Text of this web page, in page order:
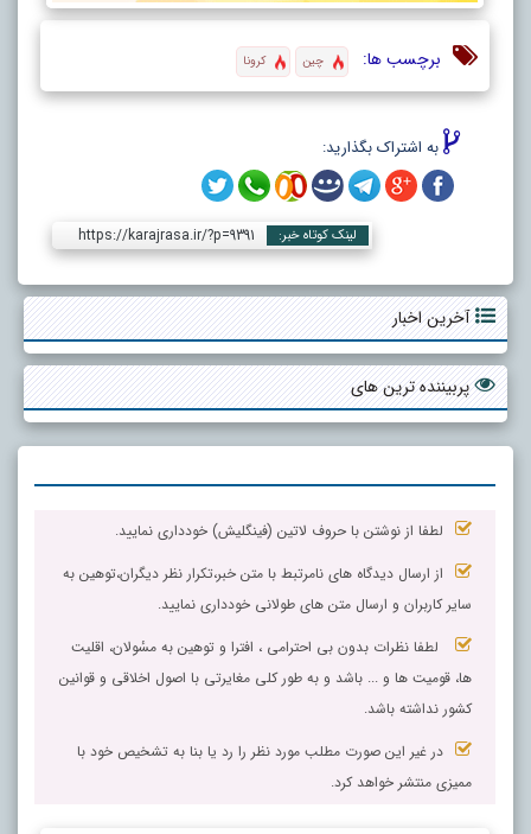
برچسب ها: چین کرونا
به اشتراک بگذارید:
لینک کوتاه خبر: https://karajrasa.ir/?p=9391
آخرین اخبار
پربیننده ترین های
لطفا از نوشتن با حروف لاتین (فینگلیش) خودداری نمایید.
از ارسال دیدگاه های نامرتبط با متن خبر،تکرار نظر دیگران،توهین به
سایر کاربران و ارسال متن های طولانی خودداری نمایید.
لطفا نظرات بدون بی احترامی ، افترا و توهین به مسٔولان، اقلیت
ها، قومیت ها و ... باشد و به طور کلی مغایرتی با اصول اخلاقی و قوانین
کشور نداشته باشد.
در غیر این صورت مطلب مورد نظر را رد یا بنا به تشخیص خود با
ممیزی منتشر خواهد کرد.